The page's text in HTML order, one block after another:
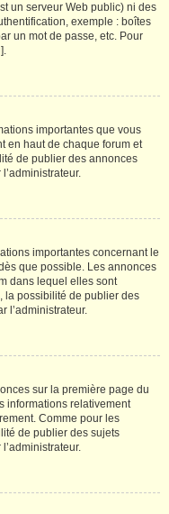
un serveur Web public) ni des
exemple : boîtes
un mot de passe, etc. Pour
importantes que vous
en haut de chaque forum et
de publier des annonces
importantes concernant le
que possible. Les annonces
dans lequel elles sont
la possibilité de publier des
l’administrateur.
sur la première page du
informations relativement
Comme pour les
de publier des sujets